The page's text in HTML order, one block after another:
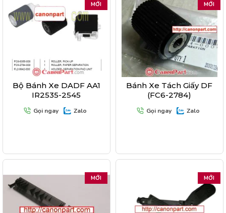
MỚI
Bộ Bánh Xe DADF AA1
IR2535-2545
Gọi ngay Zalo
MỚI
Bánh Xe Tách Giấy DF
(FC6-2784)
Gọi ngay Zalo
MỚI MỚI